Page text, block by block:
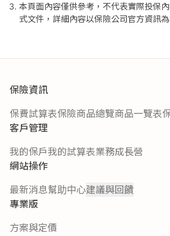
本頁面內容僅供參考，不代表實際投保
式文件，詳細內容以保險公司官方資訊為
保險資訊
保費試算表保險商品總覽商品一覽表
客戶管理
我的保戶我的試算表業務成長營
網站操作
最新消息幫助中心建議與回饋
專業版
方案與定價